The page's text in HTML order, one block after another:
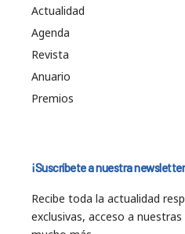
Actualidad
Agenda
Revista
Anuario
Premios
¡Suscríbete a nuestra
Recibe toda la actualidad
exclusivas, acceso a